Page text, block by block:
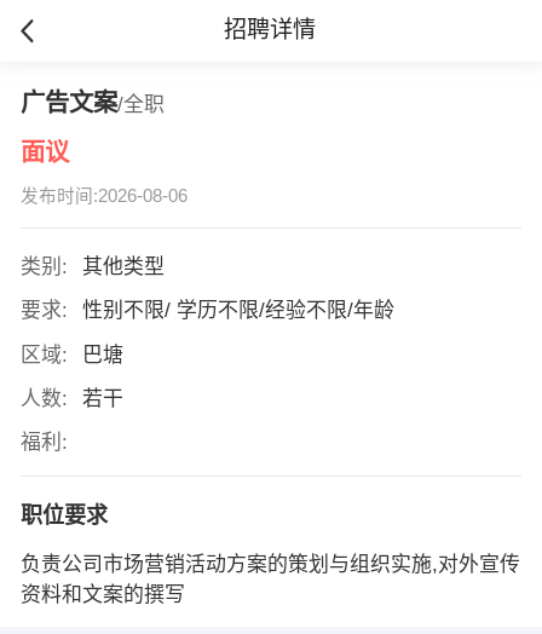
招聘详情
广告文案/全职
面议
发布时间:2026-08-06
类别:
其他类型
要求:
性别不限/ 学历不限/经验不限/年龄
区域:
巴塘
人数:
若干
福利:
职位要求
负责公司市场营销活动方案的策划与组织实施,对外宣传
资料和文案的撰写